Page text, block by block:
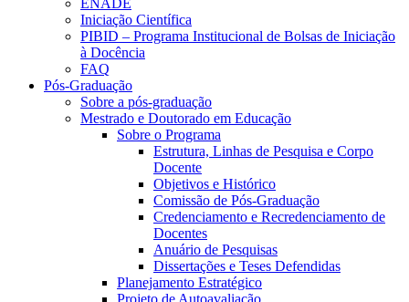
ENADE
Iniciação Científica
PIBID – Programa Institucional de Bolsas de Iniciação
à Docência
FAQ
Pós-Graduação
Sobre a pós-graduação
Mestrado e Doutorado em Educação
Sobre o Programa
Estrutura, Linhas de Pesquisa e Corpo
Docente
Objetivos e Histórico
Comissão de Pós-Graduação
Credenciamento e Recredenciamento de
Docentes
Anuário de Pesquisas
Dissertações e Teses Defendidas
Planejamento Estratégico
Projeto de Autoavaliação